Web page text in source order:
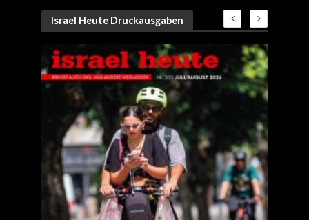
Israel Heute Druckausgaben